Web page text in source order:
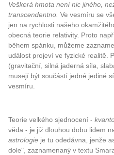
10 tipů
...
Máte pocit, že jste unaveni
Jak mít více energie
Jak vnést do života
Jak být šťastnější
Veškerá hmota není nic jiného,
transcendentno. Ve vesmíru se
jen na rychlosti našeho
obecná teorie relativity. Proto
během spánku, můžeme
událost projeví ve fyzické realitě.
(gravitační, silná jaderná síla,
musejí být součástí jedné jediné
vesmíru.
Teorie velkého sjednocení -
věda - je již dlouhou dobu lidem
astrologie je tu odedávna, jenže
dole", zaznamenaný v textu